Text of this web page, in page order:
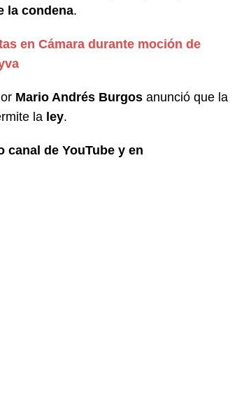
la condena.
en Cámara durante moción de
Mario Andrés Burgos anunció que la
la ley.
canal de YouTube y en